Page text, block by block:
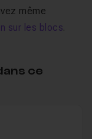
même
sur les blocs.
ce